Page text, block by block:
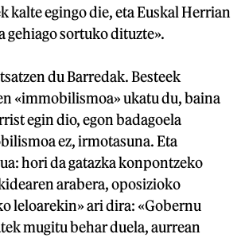
kalte egingo die, eta Euskal Herrian
sortuko dituzte».
du Barredak. Besteek
«immobilismoa» ukatu du, baina
egin dio, egon badagoela
ez, irmotasuna. Eta
hori da gatazka konpontzeko
arabera, oposizioko
leloarekin» ari dira: «Gobernu
mugitu behar duela, aurrean